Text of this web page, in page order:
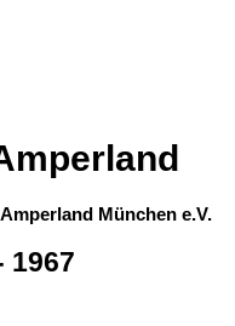
München e.V.
1967